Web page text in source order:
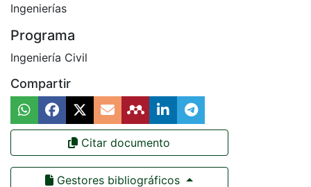
Ingenierías
Programa
Ingeniería Civil
Compartir
Citar documento
Gestores bibliográficos